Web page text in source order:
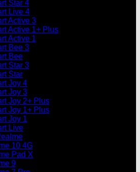
Star 4
Live 4
Active 3
Active 1+ Plus
Active 1
Bee 3
Bee
Star 3
Star
Joy 4
Joy 3
Joy 2+ Plus
Joy 1+ Plus
Joy 1
Live
10 4G
Pad X
9